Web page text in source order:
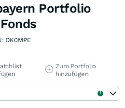
Portfolio
DK0MPE
Zum Portfolio
hinzufügen